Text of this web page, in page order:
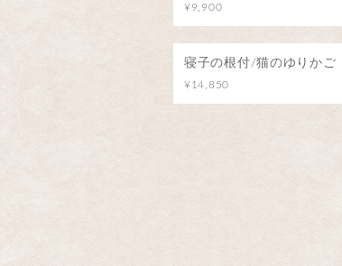
¥9,900
寝子の根付/猫のゆりかご
¥14,850